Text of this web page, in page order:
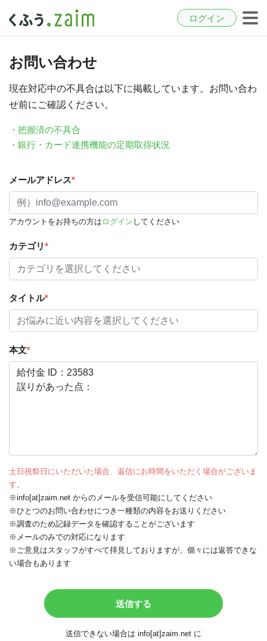
ログイン
お問い合わせ
現在対応中の不具合は以下に掲載しています。お問い合わ
せ前にご確認ください。
・把握済の不具合
・銀行・カード連携機能の定期取得状況
メールアドレス*
アカウントをお持ちの方は ログイン してください
カテゴリ*
タイトル*
本文*
土日祝祭日にいただいた場合、返信にお時間をいただく場合がございま
す。
※info[at]zaim.net からのメールを受信可能にしてください
※ひとつのお問い合わせにつき一種類の内容をお送りください
※調査のため記録データを確認することがございます
※メールのみでの対応になります
※ご意見はスタッフがすべて拝見しておりますが、個々には返答できな
い場合もあります
送信できない場合は info[at]zaim.net に